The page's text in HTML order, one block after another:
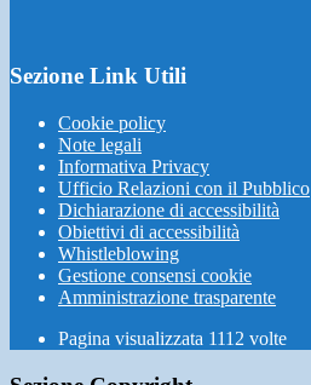
Sezione Link Utili
Cookie policy
Note legali
Informativa Privacy
Ufficio Relazioni con il Pubblico
Dichiarazione di accessibilità
Obiettivi di accessibilità
Whistleblowing
Gestione consensi cookie
Amministrazione trasparente
Pagina visualizzata 1112 volte